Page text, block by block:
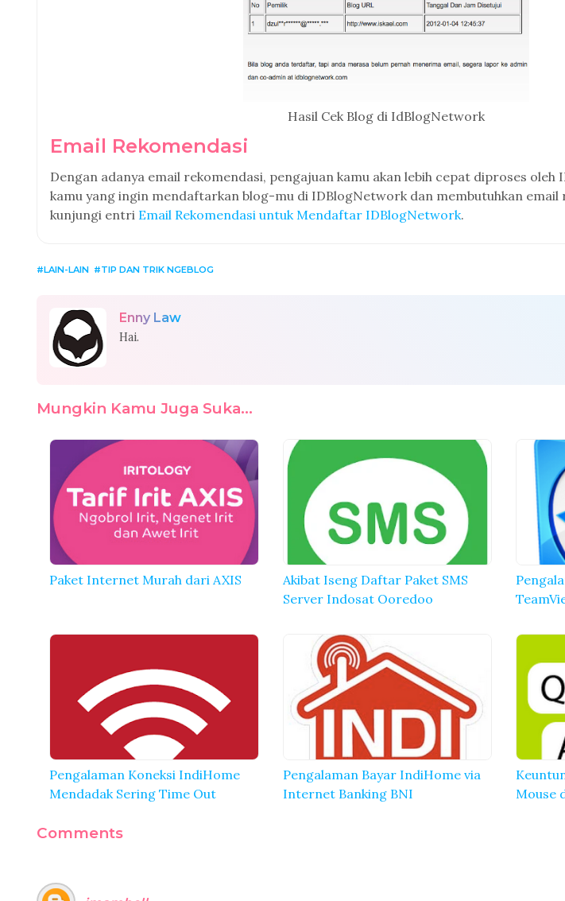
Hasil Cek Blog di IdBlogNetwork
Email Rekomendasi
Dengan adanya email rekomendasi, pengajuan kamu akan lebih cepat diproses oleh
kamu yang ingin mendaftarkan blog-mu di IDBlogNetwork dan membutuhkan email
kunjungi entri Email Rekomendasi untuk Mendaftar IDBlogNetwork.
LAIN-LAIN TIP DAN TRIK NGEBLOG
Enny Law
Hai.
Mungkin Kamu Juga Suka...
Paket Internet Murah dari AXIS
Akibat Iseng Daftar Paket SMS
Server Indosat Ooredoo
Pengalaman Koneksi IndiHome
Mendadak Sering Time Out
Pengalaman Bayar IndiHome via
Internet Banking BNI
Mouse
Comments